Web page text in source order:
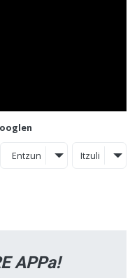
Entzun Itzuli
APPa!